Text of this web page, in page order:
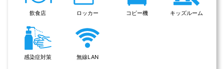
飲食店 ロッカー コピー機 キッズルーム
感染症対策 無線LAN